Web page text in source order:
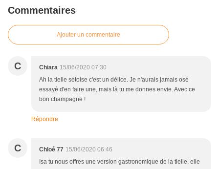
Commentaires
Ajouter un commentaire
C Chiara 15/06/2020 07:30
Ah la tielle sétoise c'est un délice. Je n'aurais jamais osé
essayé d'en faire une, mais là tu me donnes envie. Avec ce
bon champagne !
Répondre
C Chloé 77 15/06/2020 06:46
Isa tu nous offres une version gastronomique de la tielle, elle